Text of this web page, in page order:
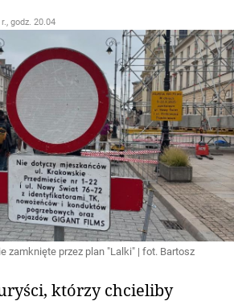
godz. 20.04
zamknięte przez plan "Lalki" | fot. Bartosz
którzy chcieliby